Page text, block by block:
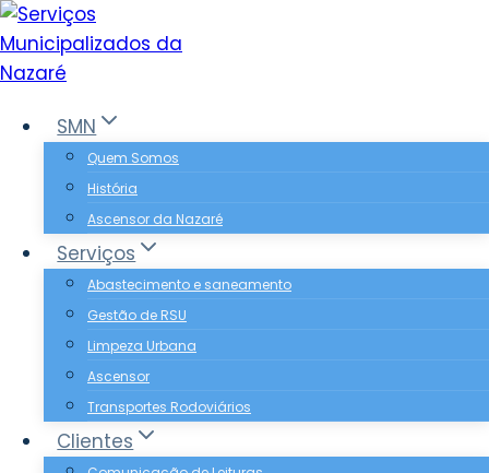
SMN
Quem Somos
História
Ascensor da Nazaré
Serviços
Abastecimento e saneamento
Gestão de RSU
Limpeza Urbana
Ascensor
Transportes Rodoviários
Clientes